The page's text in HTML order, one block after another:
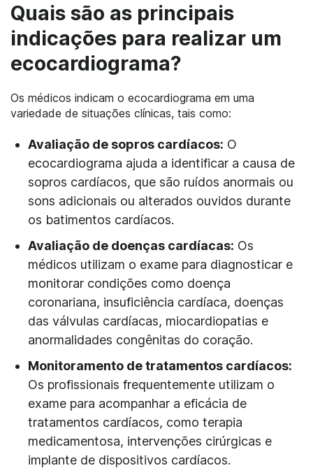
Quais são as principais
indicações para realizar um
ecocardiograma?
Os médicos indicam o ecocardiograma em uma
variedade de situações clínicas, tais como:
Avaliação de sopros cardíacos: O
ecocardiograma ajuda a identificar a causa de
sopros cardíacos, que são ruídos anormais ou
sons adicionais ou alterados ouvidos durante
os batimentos cardíacos.
Avaliação de doenças cardíacas: Os
médicos utilizam o exame para diagnosticar e
monitorar condições como doença
coronariana, insuficiência cardíaca, doenças
das válvulas cardíacas, miocardiopatias e
anormalidades congênitas do coração.
Monitoramento de tratamentos cardíacos:
Os profissionais frequentemente utilizam o
exame para acompanhar a eficácia de
tratamentos cardíacos, como terapia
medicamentosa, intervenções cirúrgicas e
implante de dispositivos cardíacos.